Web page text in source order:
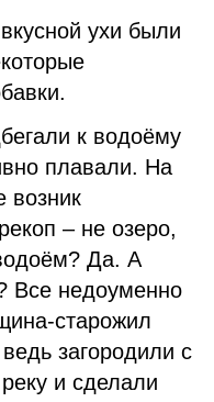
ухи были
к водоёму
плавали. На
возник
– не озеро,
Да. А
Все недоуменно
старожил
загородили с
и сделали